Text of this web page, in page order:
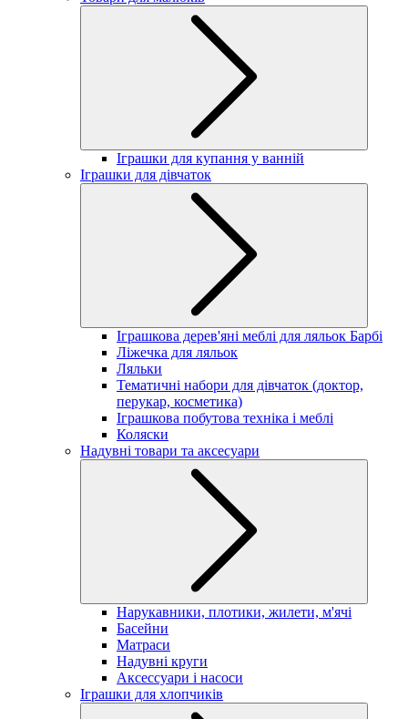
Іграшки для купання у ванній
Іграшки для дівчаток
Іграшкова дерев'яні меблі для ляльок Барбі
Ліжечка для ляльок
Ляльки
Тематичні набори для дівчаток (доктор,
перукар, косметика)
Іграшкова побутова техніка і меблі
Коляски
Надувні товари та аксесуари
Нарукавники, плотики, жилети, м'ячі
Басейни
Матраси
Надувні круги
Аксессуари і насоси
Іграшки для хлопчиків